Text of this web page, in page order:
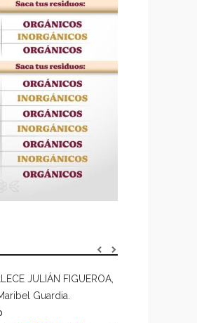
JULIÁN FIGUEROA,
Guardia.